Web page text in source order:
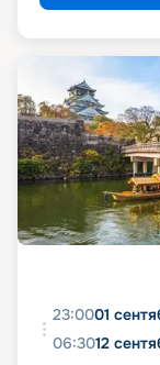
23:0001
06:3012